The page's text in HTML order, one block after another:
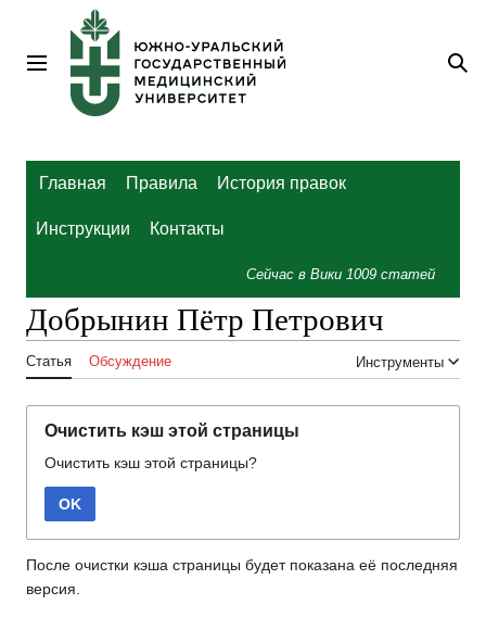
содержанию
Главное меню
Главная Правила История правок
Инструкции Контакты
Сейчас в Вики 1009 статей
Добрынин Пётр Петрович
Статья Обсуждение Инструменты
Очистить кэш этой страницы
Очистить кэш этой страницы?
OK
После очистки кэша страницы будет показана её последняя
версия.